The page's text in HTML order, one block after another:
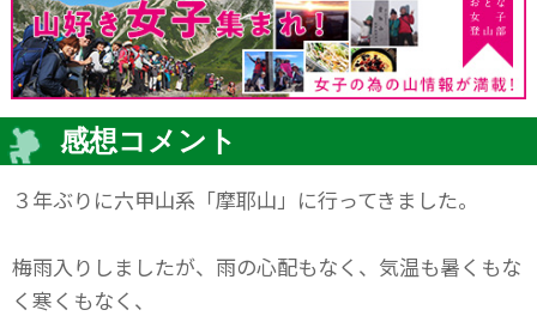
感想コメント
３年ぶりに六甲山系「摩耶山」に行ってきました。
梅雨入りしましたが、雨の心配もなく、気温も暑くもな
く寒くもなく、